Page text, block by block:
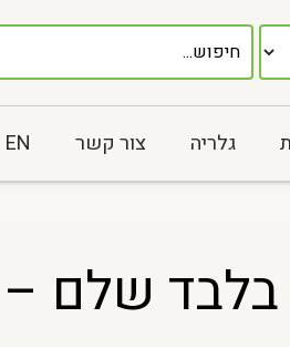
גלריה צור קשר EN
שלם – 500 גר